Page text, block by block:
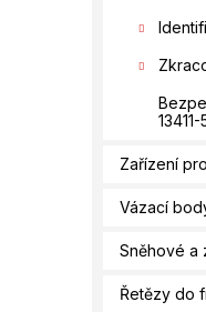
Zařízení
Vázací
Sněhové a
Řetězy do